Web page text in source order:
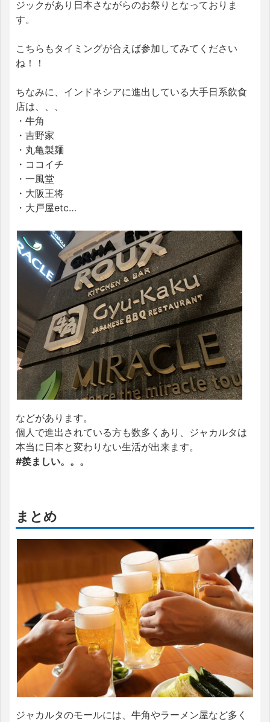
ジックがあり日本さながらのお祭りとなっておりま
す。
こちらもタイミングが合えば参加してみてください
ね！！
ちなみに、インドネシアに進出している大手日系飲食
店は、、、
・牛角
・吉野家
・丸亀製麺
・ココイチ
・一風堂
・大阪王将
・大戸屋etc…
などがあります。
個人で進出されている方も数多くあり、ジャカルタは
本当に日本と変わりない生活が出来ます。
#羨ましい。。。
まとめ
ジャカルタのモールには、牛角やラーメン屋など多く